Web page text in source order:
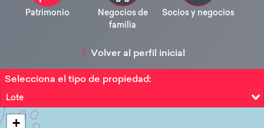
Patrimonio
Negocios de
familia
Socios y negocios
Volver al perfil inicial
Selecciona el tipo de propiedad:
Lote
+